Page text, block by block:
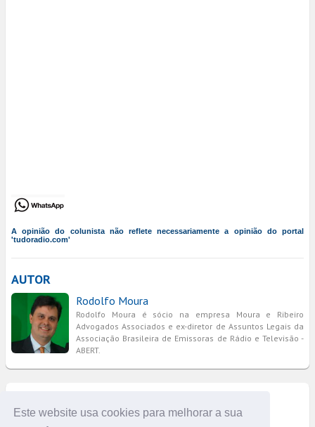
Este website usa cookies para melhorar a sua
A opinião do colunista não reflete necessariamente a opinião do portal
'tudoradio.com'
AUTOR
Rodolfo Moura
Rodolfo Moura é sócio na empresa Moura e Ribeiro
Advogados Associados e ex-diretor de Assuntos Legais da
Associação Brasileira de Emissoras de Rádio e Televisão -
ABERT.